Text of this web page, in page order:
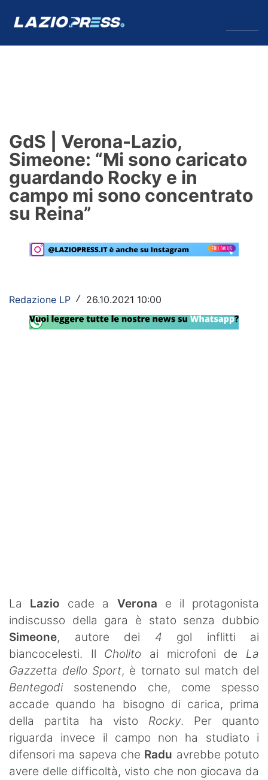
Formello
Infortuni
Primavera
Lazio Women
Social
GdS | Verona-Lazio,
Simeone: “Mi sono caricato
guardando Rocky e in
campo mi sono concentrato
su Reina”
Redazione LP / 26.10.2021 10:00
La Lazio cade a Verona e il protagonista
indiscusso della gara è stato senza dubbio
Simeone, autore dei 4 gol inflitti ai
biancocelesti. Il Cholito ai microfoni de La
Gazzetta dello Sport, è tornato sul match del
Bentegodisostenendo che, come spesso
accade quando ha bisogno di carica, prima
della partita ha visto Rocky. Per quanto
riguarda invece il campo non ha studiato i
difensori ma sapeva che Radu avrebbe potuto
avere delle difficoltà, visto che non giocava da